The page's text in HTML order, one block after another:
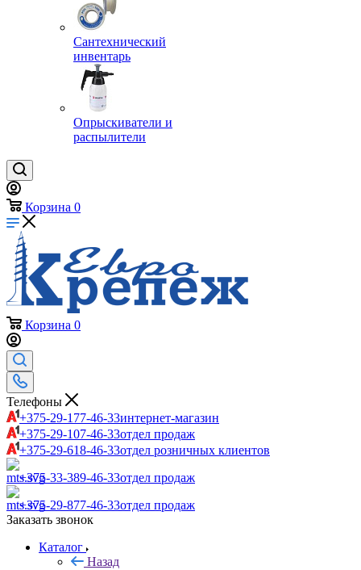
Сантехнический
инвентарь
Опрыскиватели и
распылители
Корзина 0
Корзина 0
Телефоны
+375-29-177-46-33интернет-магазин
+375-29-107-46-33отдел продаж
+375-29-618-46-33отдел розничных клиентов
+375-33-389-46-33отдел продаж
+375-29-877-46-33отдел продаж
Заказать звонок
Каталог
Назад